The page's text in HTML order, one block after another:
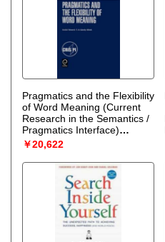
Pragmatics and the Flexibility
of Word Meaning (Current
Research in the Semantics /
Pragmatics Interface)
（Nemeth Eniko）
￥20,622